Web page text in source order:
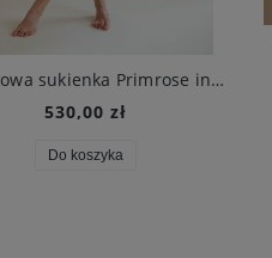
Kopertowa sukienka Primrose in Call Me Poppy Navy
530,00 zł
Do koszyka